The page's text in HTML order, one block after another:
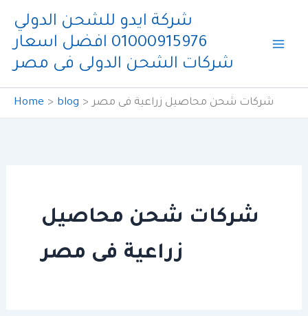
content
شركة ايدو للشحن الدولي
01000915976 افضل اسعار
شركات الشحن الدولى فى مصر
Home blog شركات شحن محاصيل زراعية فى مصر
شركات شحن محاصيل
زراعية فى مصر